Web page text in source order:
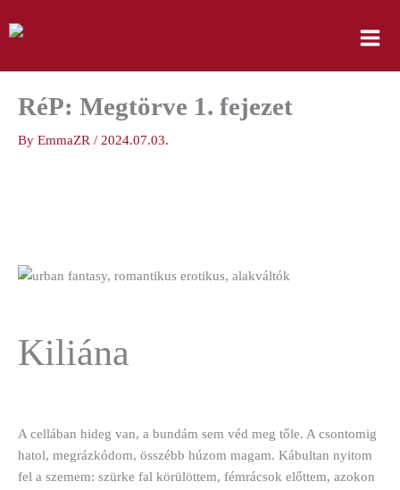
RéP: Megtörve 1. fejezet
By EmmaZR / 2024.07.03.
Kiliána
A cellában hideg van, a bundám sem véd meg tőle. A csontomig
hatol, megrázkódom, összébb húzom magam. Kábultan nyitom
fel a szemem: szürke fal körülöttem, fémrácsok előttem, azokon